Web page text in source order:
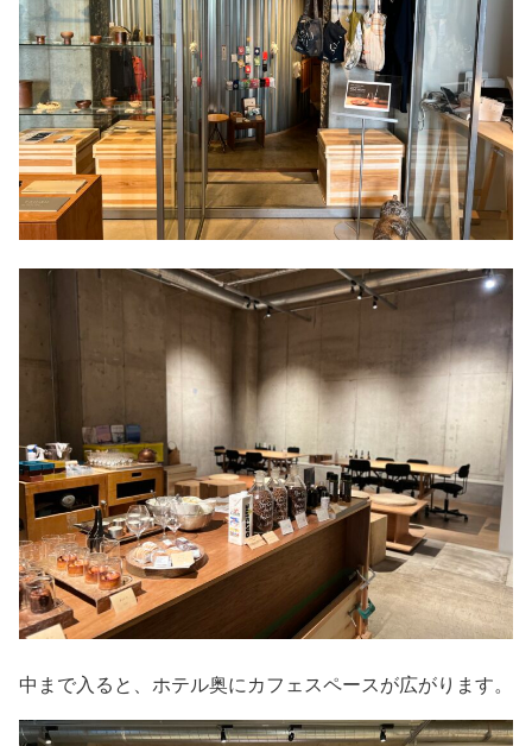
中まで入ると、ホテル奥にカフェスペースが広がります。